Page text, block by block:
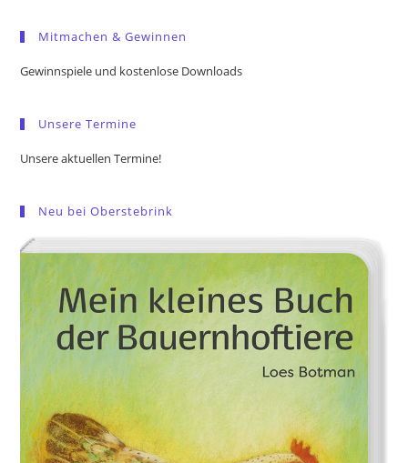
Mitmachen & Gewinnen
Gewinnspiele und kostenlose Downloads
Unsere Termine
Unsere aktuellen Termine!
Neu bei Oberstebrink